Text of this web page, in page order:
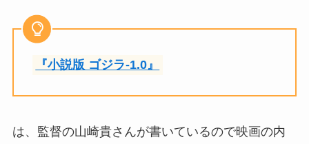
『小説版 ゴジラ-1.0』
は、監督の山崎貴さんが書いているので映画の内